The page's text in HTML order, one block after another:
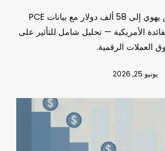
انخفاض سعر البيتكوين يهوي إلى 58 ألف دولار مع بيانات PCE
الأمريكية — تحليل شامل للتأثير على
العملات الرقمية.
يونيو 25, 2026